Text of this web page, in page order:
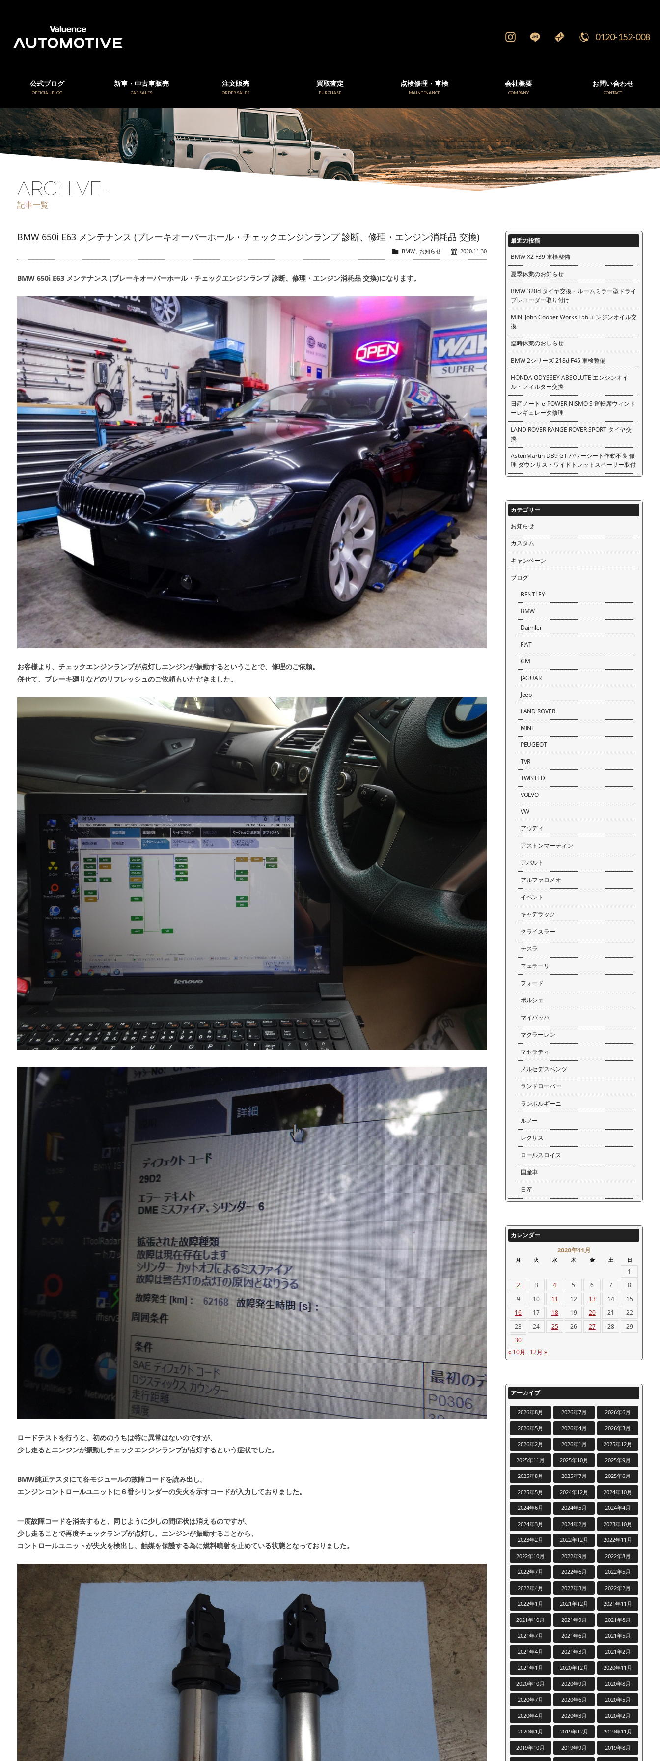
0120-152-008
公式ブログ
OFFICIAL BLOG
新車・中古車販売
CAR SALES
注文販売
ORDER SALES
買取査定
PURCHASE
点検修理・車検
MAINTENANCE
会社概要
COMPANY
お問い合わせ
CONTACT
ARCHIVE-
記事一覧
BMW 650i E63 メンテナンス (ブレーキオーバーホール・チェックエンジンランプ 診断、修理・エンジン消耗品 交換)
2020.11.30
BMW, お知らせ
BMW 650i E63 メンテナンス (ブレーキオーバーホール・チェックエンジンランプ 診断、修理・エンジン消耗品 交換)になります。
お客様より、チェックエンジンランプが点灯しエンジンが振動するということで、修理のご依頼。
併せて、ブレーキ廻りなどのリフレッシュのご依頼もいただきました。
ロードテストを行うと、初めのうちは特に異常はないのですが、
少し走るとエンジンが振動しチェックエンジンランプが点灯するという症状でした。
BMW純正テスタにて各モジュールの故障コードを読み出し。
エンジンコントロールユニットに６番シリンダーの失火を示すコードが入力しておりました。
一度故障コードを消去すると、同じように少しの間症状は消えるのですが、
少し走ることで再度チェックランプが点灯し、エンジンが振動することから、
コントロールユニットが失火を検出し、触媒を保護する為に燃料噴射を止めている状態となっておりました。
最近の投稿
BMW X2 F39 車検整備
夏季休業のお知らせ
BMW 320d タイヤ交換・ルームミラー型ドライ
ブレコーダー取り付け
MINI John Cooper Works F56 エンジンオイル交
換
臨時休業のおしらせ
BMW 2シリーズ 218d F45 車検整備
HONDA ODYSSEY ABSOLUTE エンジンオイ
ル・フィルター交換
日産ノート e-POWER NISMO S 運転席ウィンド
ーレギュレータ修理
LAND ROVER RANGE ROVER SPORT タイヤ交
換
AstonMartin DB9 GT パワーシート作動不良 修
理 ダウンサス・ワイドトレットスペーサー取付
カテゴリー
お知らせ
カスタム
キャンペーン
ブログ
BENTLEY
BMW
Daimler
FIAT
GM
JAGUAR
Jeep
LAND ROVER
MINI
PEUGEOT
TVR
TWISTED
VOLVO
VW
アウディ
アストンマーティン
アバルト
アルファロメオ
イベント
キャデラック
クライスラー
テスラ
フェラーリ
フォード
ポルシェ
マイバッハ
マクラーレン
マセラティ
メルセデスベンツ
ランドローバー
ランボルギーニ
ルノー
レクサス
ロールスロイス
国産車
日産
カレンダー
2020年11月
月 火 水 木 金 土 日
1
2
3 4 5 6 7
8
9
10 11 12 13 14
15
16
17 18 19 20 21
22
23
24 25 26 27 28
29
30
« 10月
12月 »
アーカイブ
2026年8月 2026年7月 2026年6月
2026年5月 2026年4月 2026年3月
2026年2月 2026年1月 2025年12月
2025年11月 2025年10月 2025年9月
2025年8月 2025年7月 2025年6月
2025年5月 2024年12月 2024年10月
2024年6月 2024年5月 2024年4月
2024年3月 2024年2月 2023年10月
2023年2月 2022年12月 2022年11月
2022年10月 2022年9月 2022年8月
2022年7月 2022年6月 2022年5月
2022年4月 2022年3月 2022年2月
2022年1月 2021年12月 2021年11月
2021年10月 2021年9月 2021年8月
2021年7月 2021年6月 2021年5月
2021年4月 2021年3月 2021年2月
2021年1月 2020年12月 2020年11月
2020年10月 2020年9月 2020年8月
2020年7月 2020年6月 2020年5月
2020年4月 2020年3月 2020年2月
2020年1月 2019年12月 2019年11月
2019年10月 2019年9月 2019年8月